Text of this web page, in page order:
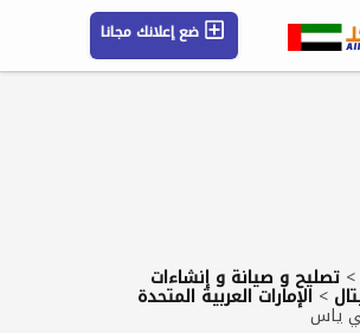
ضع إعلانك مجانا
حسابي / تسجيل
> تصليح و صيانة و إنشاءات
> الإمارات العربية المتحدة
ياس